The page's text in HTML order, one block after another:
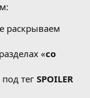
раскрываем
«со
тег SPOILER